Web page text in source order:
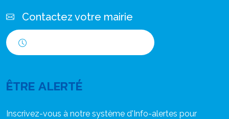
Contactez votre mairie
ÊTRE ALERTÉ
Inscrivez-vous à notre système d'Info-alertes pour